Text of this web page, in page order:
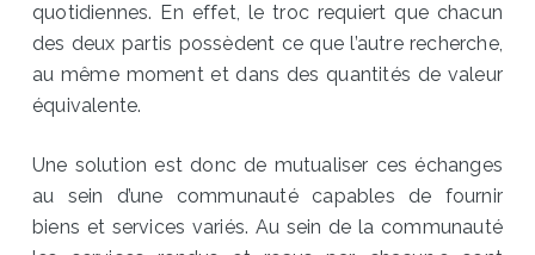
quotidiennes. En effet, le troc requiert que chacun
des deux partis possèdent ce que l’autre recherche,
au même moment et dans des quantités de valeur
équivalente.
Une solution est donc de mutualiser ces échanges
au sein d’une communauté capables de fournir
biens et services variés. Au sein de la communauté